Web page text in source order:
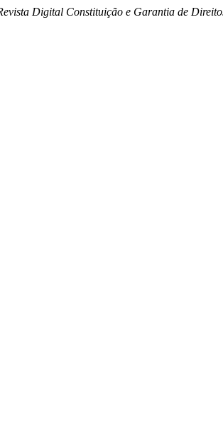
Digital Constituição e Garantia de